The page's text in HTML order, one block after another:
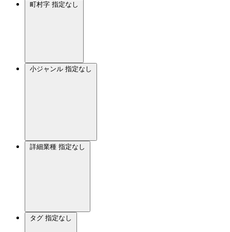
町村字 指定なし
小ジャンル 指定なし
詳細業種 指定なし
タグ 指定なし